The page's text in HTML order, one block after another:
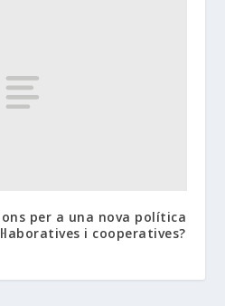
per a una nova política
i cooperatives?